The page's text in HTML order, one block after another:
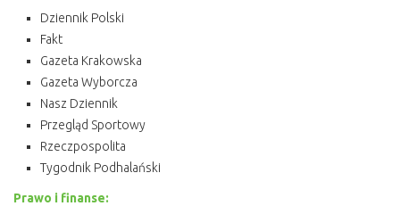
Dziennik Polski
Fakt
Gazeta Krakowska
Gazeta Wyborcza
Nasz Dziennik
Przegląd Sportowy
Rzeczpospolita
Tygodnik Podhalański
Prawo i finanse: